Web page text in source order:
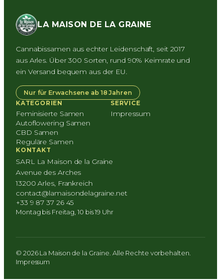
LA MAISON DE LA GRAINE
Cannabissamen aus echter Leidenschaft, seit 2017
aus Arles. Über 300 Sorten, rund 90% Keimrate und
ein Versand bequem aus der EU.
Nur für Erwachsene ab 18 Jahren
KATEGORIEN
Feminisierte Samen
Autoflowering Samen
CBD Samen
Reguläre Samen
SERVICE
Impressum
KONTAKT
SARL La Maison de la Graine
Avenue des Arches
13200 Arles, Frankreich
contact@lamaisondelagraine.net
+33 9 87 37 26 45
Montag bis Freitag, 10 bis 19 Uhr
© 2026 La Maison de la Graine. Alle Rechte vorbehalten.
Impressum